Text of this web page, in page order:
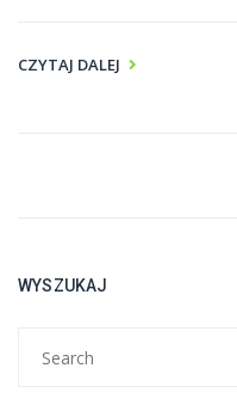
CZYTAJ DALEJ
WYSZUKAJ